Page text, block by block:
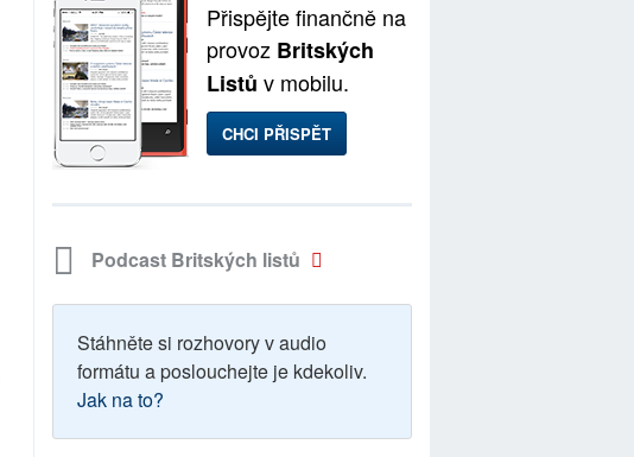
Přispějte finančně na
provoz Britských
Listů v mobilu.
CHCI PŘISPĚT
Podcast Britských listů
Stáhněte si rozhovory v audio
formátu a poslouchejte je kdekoliv.
Jak na to?